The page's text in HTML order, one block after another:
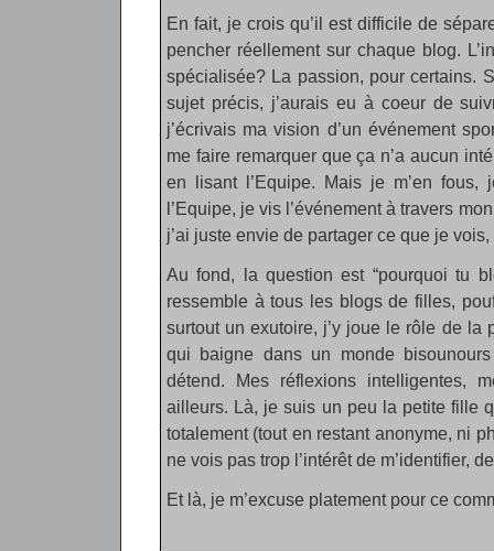
En fait, je crois qu’il est difficile de
pencher réellement sur chaque blog.
spécialisée? La passion, pour certains.
sujet précis, j’aurais eu à coeur de
j’écrivais ma vision d’un événement
me faire remarquer que ça n’a aucun
en lisant l’Equipe. Mais je m’en
l’Equipe, je vis l’événement à travers
j’ai juste envie de partager ce que je
Au fond, la question est “pourquoi tu
ressemble à tous les blogs de filles,
surtout un exutoire, j’y joue le rôle de la
qui baigne dans un monde
détend. Mes réflexions intelligentes,
ailleurs. Là, je suis un peu la petite fille
totalement (tout en restant anonyme, ni
ne vois pas trop l’intérêt de m’identifier,
Et là, je m’excuse platement pour ce